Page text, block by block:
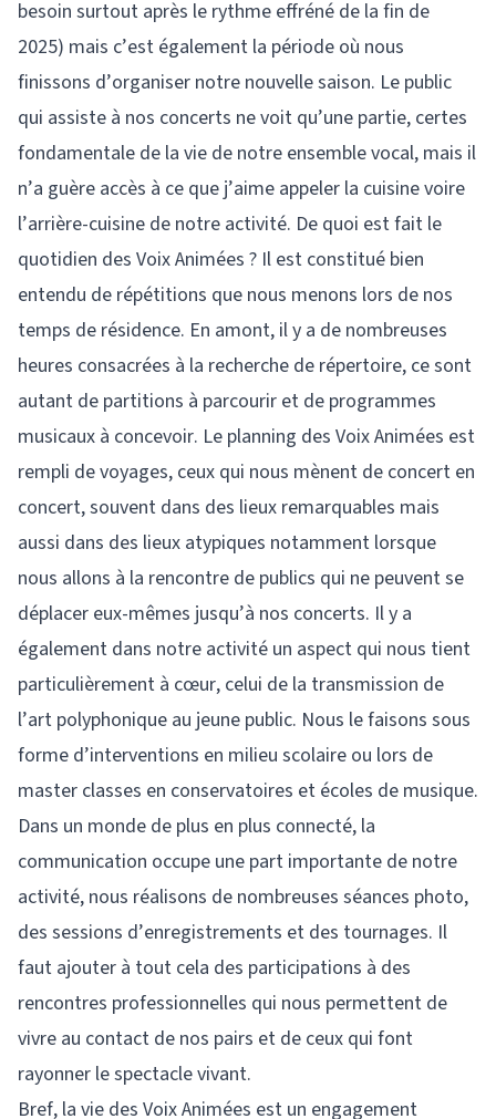
besoin surtout après le rythme effréné de la fin de
2025) mais c’est également la période où nous
finissons d’organiser notre nouvelle saison. Le public
qui assiste à nos concerts ne voit qu’une partie, certes
fondamentale de la vie de notre ensemble vocal, mais il
n’a guère accès à ce que j’aime appeler la cuisine voire
l’arrière-cuisine de notre activité. De quoi est fait le
quotidien des Voix Animées ? Il est constitué bien
entendu de répétitions que nous menons lors de nos
temps de résidence. En amont, il y a de nombreuses
heures consacrées à la recherche de répertoire, ce sont
autant de partitions à parcourir et de programmes
musicaux à concevoir. Le planning des Voix Animées est
rempli de voyages, ceux qui nous mènent de concert en
concert, souvent dans des lieux remarquables mais
aussi dans des lieux atypiques notamment lorsque
nous allons à la rencontre de publics qui ne peuvent se
déplacer eux-mêmes jusqu’à nos concerts. Il y a
également dans notre activité un aspect qui nous tient
particulièrement à cœur, celui de la transmission de
l’art polyphonique au jeune public. Nous le faisons sous
forme d’interventions en milieu scolaire ou lors de
master classes en conservatoires et écoles de musique.
Dans un monde de plus en plus connecté, la
communication occupe une part importante de notre
activité, nous réalisons de nombreuses séances photo,
des sessions d’enregistrements et des tournages. Il
faut ajouter à tout cela des participations à des
rencontres professionnelles qui nous permettent de
vivre au contact de nos pairs et de ceux qui font
rayonner le spectacle vivant.
Bref, la vie des Voix Animées est un engagement